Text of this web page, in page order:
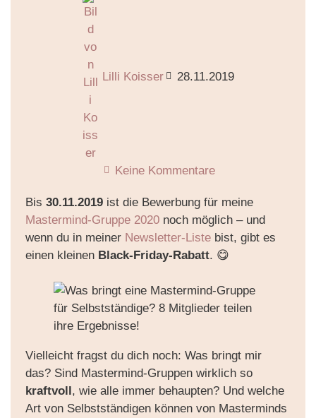
Lilli Koisser 28.11.2019
Keine Kommentare
Bis30.11.2019 ist die Bewerbung für meine
Mastermind-Gruppe 2020 noch möglich – und
wenn du in meiner Newsletter-Liste bist, gibt es
einen kleinen Black-Friday-Rabatt. 😋
Vielleicht fragst du dich noch: Was bringt mir
das? Sind Mastermind-Gruppen wirklich so
kraftvoll, wie alle immer behaupten? Und welche
Art von Selbstständigen können von Masterminds